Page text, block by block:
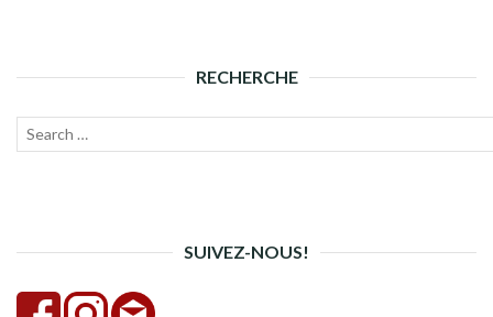
RECHERCHE
Recherche
SUIVEZ-NOUS!